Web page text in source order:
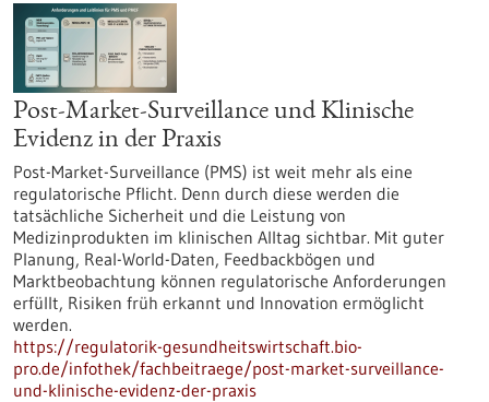
Post-Market-Surveillance und Klinische
Evidenz in der Praxis
Post-Market-Surveillance (PMS) ist weit mehr als eine
regulatorische Pflicht. Denn durch diese werden die
tatsächliche Sicherheit und die Leistung von
Medizinprodukten im klinischen Alltag sichtbar. Mit guter
Planung, Real-World-Daten, Feedbackbögen und
Marktbeobachtung können regulatorische Anforderungen
erfüllt, Risiken früh erkannt und Innovation ermöglicht
werden.
https://regulatorik-gesundheitswirtschaft.bio-
pro.de/infothek/fachbeitraege/post-market-surveillance-
und-klinische-evidenz-der-praxis